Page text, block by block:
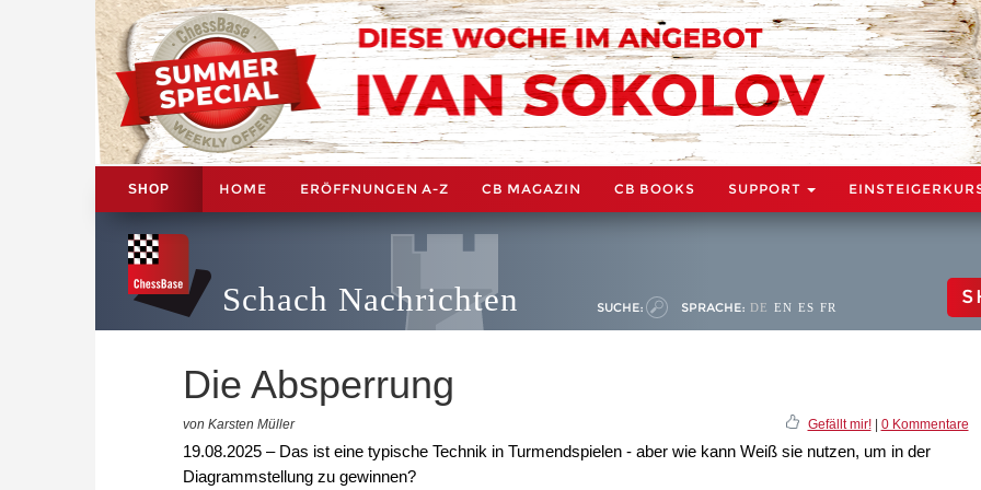
SHOP HOME ERÖFFNUNGEN A-Z CB MAGAZIN CB BOOKS SUPPORT
Schach Nachrichten SUCHE: SPRACHE: DE EN ES FR
Die Absperrung
von Karsten Müller Gefällt mir!| 0 Kommentare
19.08.2025 – Das ist eine typische Technik in Turmendspielen - aber wie kann Weiß sie nutzen, um in der
Diagrammstellung zu gewinnen?